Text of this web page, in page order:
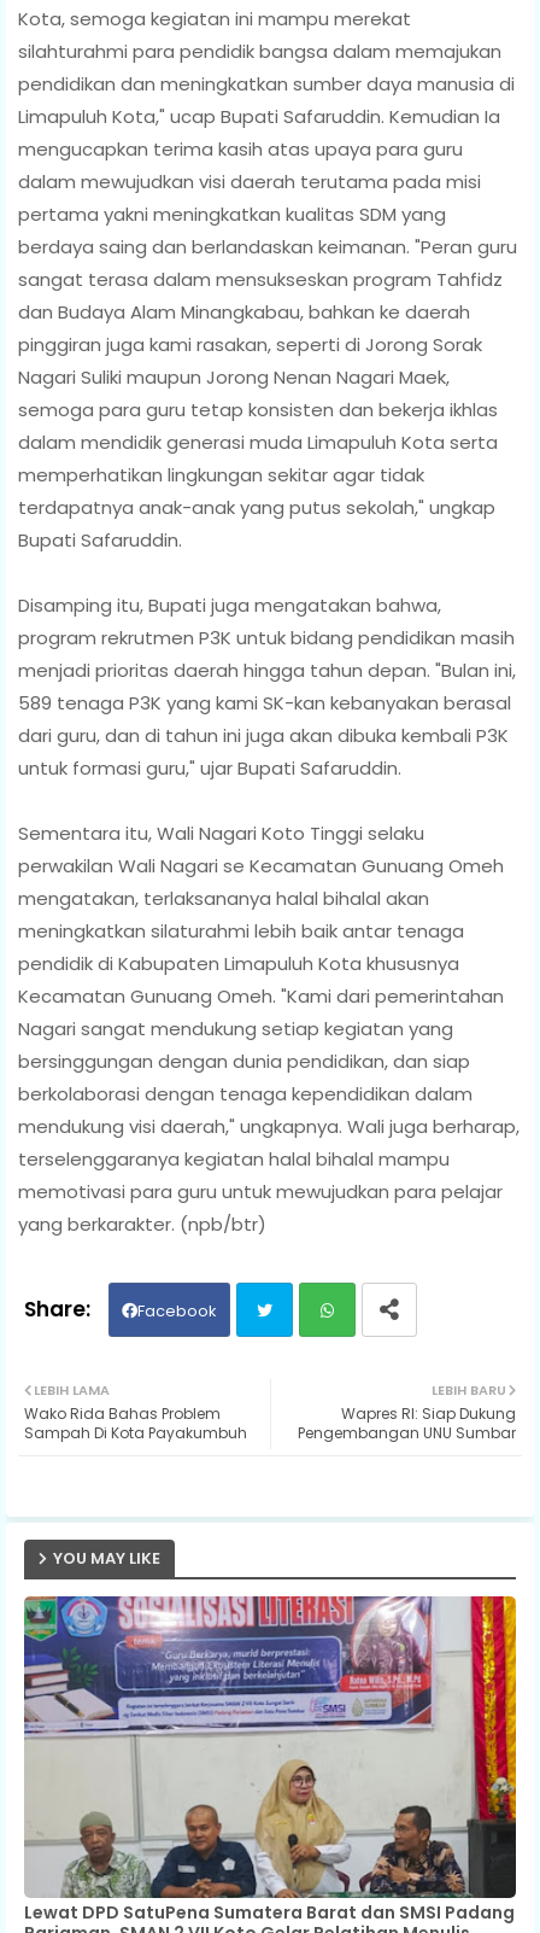
Kota, semoga kegiatan ini mampu merekat
silahturahmi para pendidik bangsa dalam memajukan
pendidikan dan meningkatkan sumber daya manusia di
Limapuluh Kota," ucap Bupati Safaruddin. Kemudian Ia
mengucapkan terima kasih atas upaya para guru
dalam mewujudkan visi daerah terutama pada misi
pertama yakni meningkatkan kualitas SDM yang
berdaya saing dan berlandaskan keimanan. "Peran guru
sangat terasa dalam mensukseskan program Tahfidz
dan Budaya Alam Minangkabau, bahkan ke daerah
pinggiran juga kami rasakan, seperti di Jorong Sorak
Nagari Suliki maupun Jorong Nenan Nagari Maek,
semoga para guru tetap konsisten dan bekerja ikhlas
dalam mendidik generasi muda Limapuluh Kota serta
memperhatikan lingkungan sekitar agar tidak
terdapatnya anak-anak yang putus sekolah," ungkap
Bupati Safaruddin.
Disamping itu, Bupati juga mengatakan bahwa,
program rekrutmen P3K untuk bidang pendidikan masih
menjadi prioritas daerah hingga tahun depan. "Bulan ini,
589 tenaga P3K yang kami SK-kan kebanyakan berasal
dari guru, dan di tahun ini juga akan dibuka kembali P3K
untuk formasi guru," ujar Bupati Safaruddin.
Sementara itu, Wali Nagari Koto Tinggi selaku
perwakilan Wali Nagari se Kecamatan Gunuang Omeh
mengatakan, terlaksananya halal bihalal akan
meningkatkan silaturahmi lebih baik antar tenaga
pendidik di Kabupaten Limapuluh Kota khususnya
Kecamatan Gunuang Omeh. "Kami dari pemerintahan
Nagari sangat mendukung setiap kegiatan yang
bersinggungan dengan dunia pendidikan, dan siap
berkolaborasi dengan tenaga kependidikan dalam
mendukung visi daerah," ungkapnya. Wali juga berharap,
terselenggaranya kegiatan halal bihalal mampu
memotivasi para guru untuk mewujudkan para pelajar
yang berkarakter. (npb/btr)
Facebook
p
LEBIH BARU
Wapres RI: Siap Dukung
Pengembangan UNU Sumbar
LEBIH LAMA
Wako Rida Bahas Problem
Sampah Di Kota Payakumbuh
YOU MAY LIKE
Lewat DPD SatuPena Sumatera Barat dan SMSI Padang